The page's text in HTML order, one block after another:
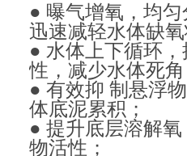
● 曝气增氧，均匀
迅速减轻水体缺氧
● 水体上下循环
性，减少水体死角
● 有效抑 制悬浮
体底泥累积；
● 提升底层溶解
物活性；